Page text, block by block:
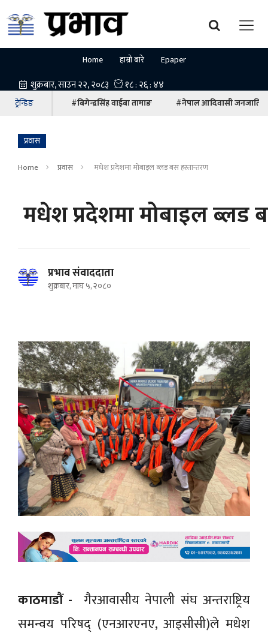
Home हाम्रो बारे Epaper
ट्रेन्डिङ #बिगेन्द्रसिंह वाईबा तामाङ #नेपाल आदिवासी जनजाति
प्रवास
Home प्रवास मधेश प्रदेशमा मोबाइल ब्लड बस हस्तान्तरण
मधेश प्रदेशमा मोबाइल ब्लड
प्रभाव संवाददाता
शुक्रबार, माघ ५, २०८०
काठमाडाैं - गैरआवासीय नेपाली संघ अन्तराष्ट्रिय
समन्वय परिषद् (एनआरएनए, आइसीसी)ले मधेश